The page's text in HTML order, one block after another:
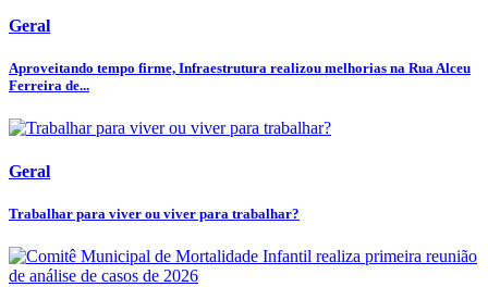
Geral
Aproveitando tempo firme, Infraestrutura realizou melhorias na Rua Alceu
Ferreira de...
Geral
Trabalhar para viver ou viver para trabalhar?